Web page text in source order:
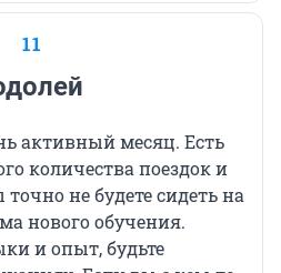
11
активный месяц. Есть
количества поездок и
не будете сидеть на
нового обучения.
и опыт, будьте